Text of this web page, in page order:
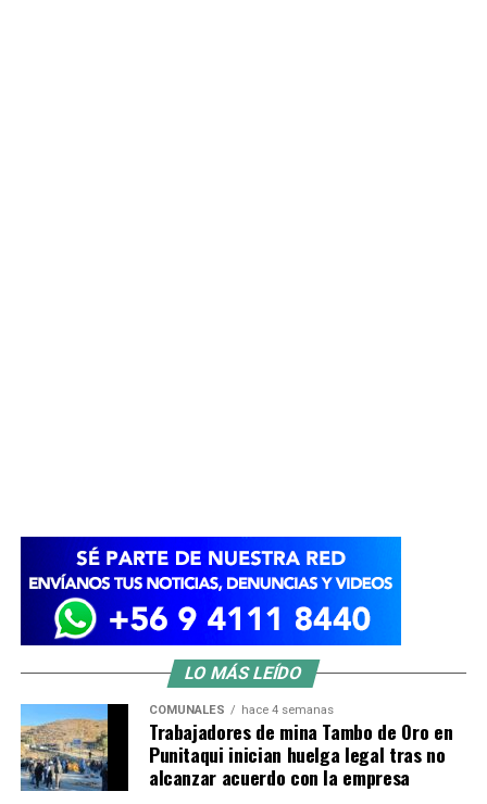
LO MÁS LEÍDO
COMUNALES hace 4 semanas
Trabajadores de mina Tambo de Oro en
Punitaqui inician huelga legal tras no
alcanzar acuerdo con la empresa